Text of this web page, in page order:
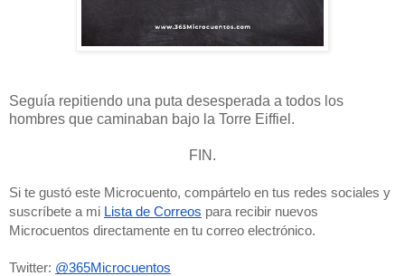
Seguía repitiendo una puta desesperada a todos los
hombres que caminaban bajo la Torre Eiffiel.
FIN.
Si te gustó este Microcuento, compártelo en tus redes sociales y
suscríbete a mi Lista de Correos para recibir nuevos
Microcuentos directamente en tu correo electrónico.
Twitter: @365Microcuentos